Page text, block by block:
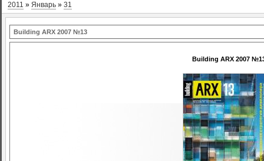
2011 » Январь » 31
Building ARX 2007 №13
Building ARX 2007